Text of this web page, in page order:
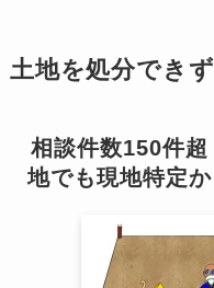
土地を処分でき
相談件数150件
地でも現地特定